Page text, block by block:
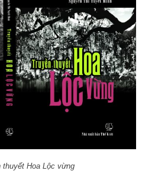
thuyết Hoa Lộc vừng